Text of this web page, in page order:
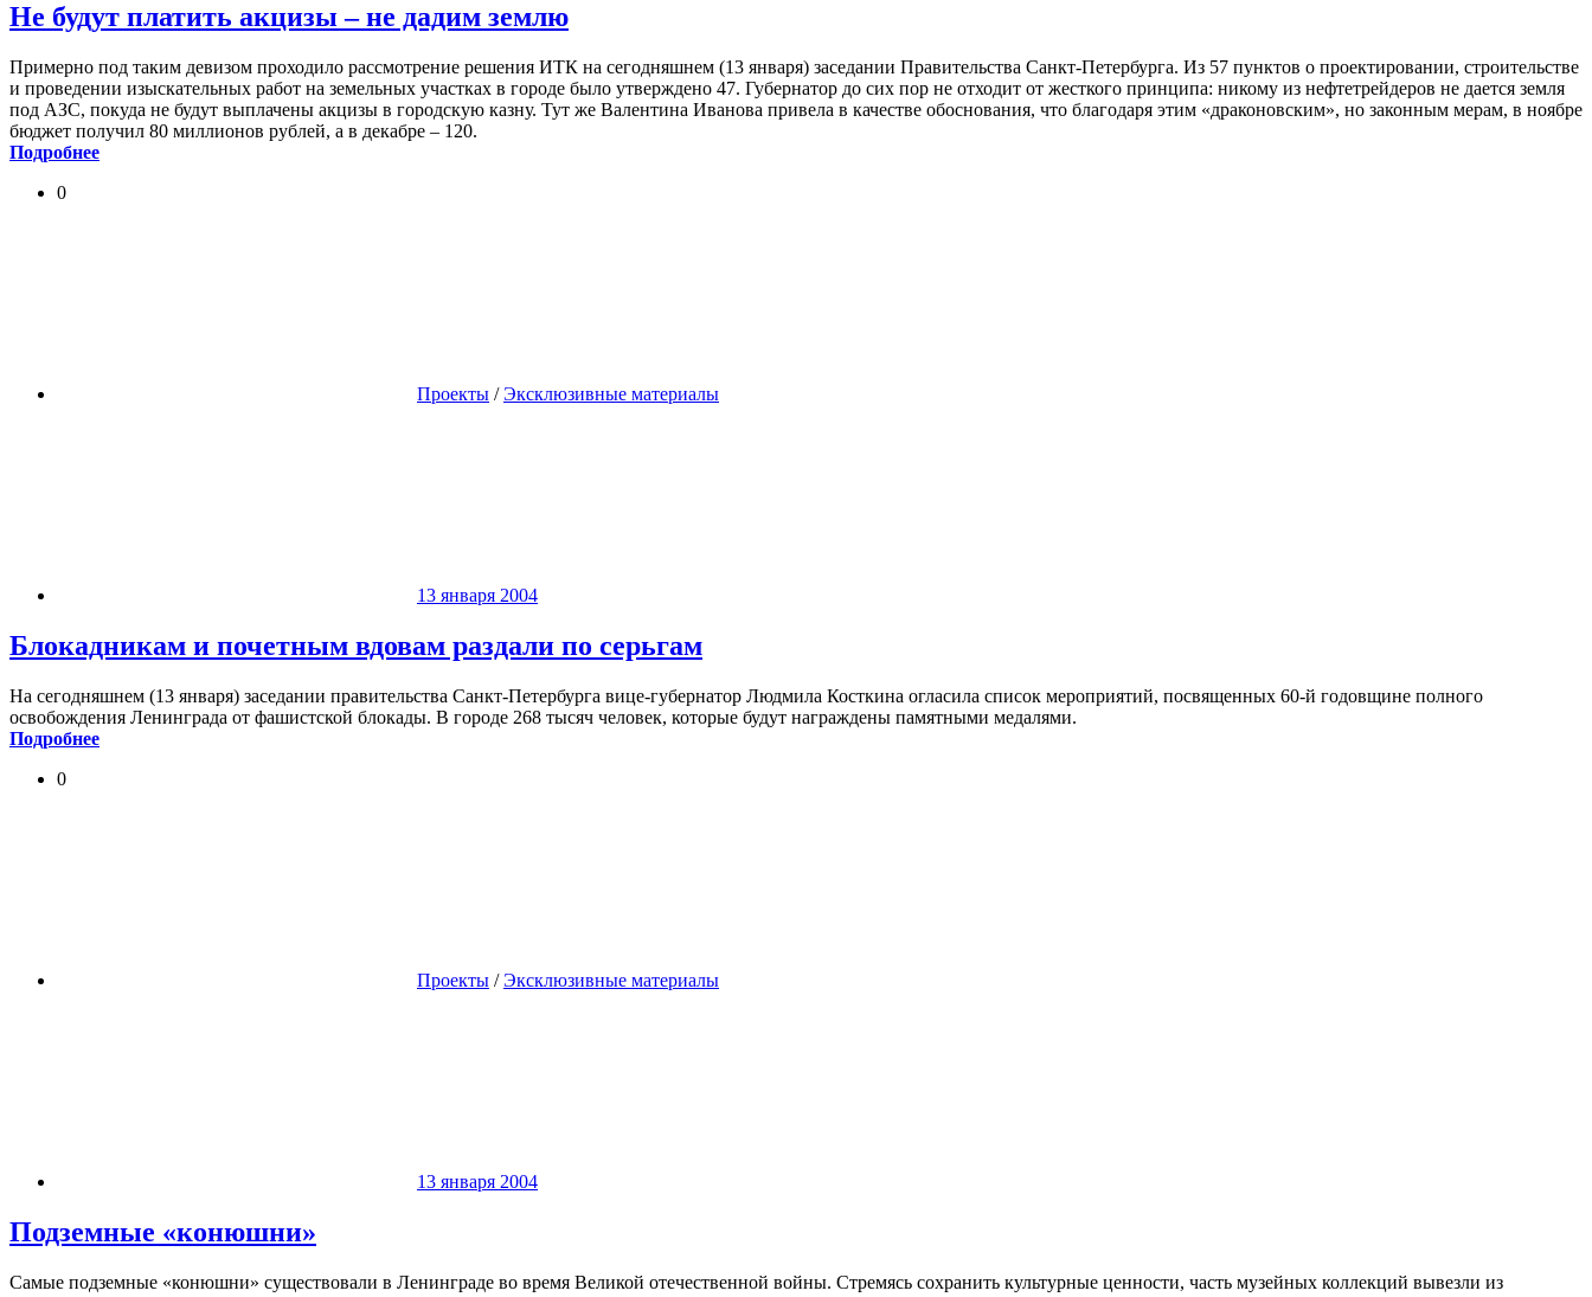
Не будут платить акцизы – не дадим землю
Примерно под таким девизом проходило рассмотрение решения ИТК на сегодняшнем (13 января) заседании Правительства Санкт-Петербурга. Из 57 пунктов о проектировании, строительстве
и проведении изыскательных работ на земельных участках в городе было утверждено 47. Губернатор до сих пор не отходит от жесткого принципа: никому из нефтетрейдеров не дается земля
под АЗС, покуда не будут выплачены акцизы в городскую казну. Тут же Валентина Иванова привела в качестве обоснования, что благодаря этим «драконовским», но законным мерам, в ноябре
бюджет получил 80 миллионов рублей, а в декабре – 120.
Подробнее
0
Проекты /Эксклюзивные материалы
13 января 2004
Блокадникам и почетным вдовам раздали по серьгам
На сегодняшнем (13 января) заседании правительства Санкт-Петербурга вице-губернатор Людмила Косткина огласила список мероприятий, посвященных 60-й годовщине полного
освобождения Ленинграда от фашистской блокады. В городе 268 тысяч человек, которые будут награждены памятными медалями.
Подробнее
0
Проекты /Эксклюзивные материалы
13 января 2004
Подземные «конюшни»
Самые подземные «конюшни» существовали в Ленинграде во время Великой отечественной войны. Стремясь сохранить культурные ценности, часть музейных коллекций вывезли из